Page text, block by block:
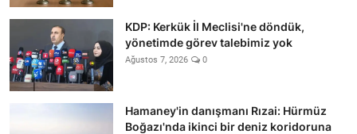
KDP: Kerkük İl Meclisi'ne döndük,
yönetimde görev talebimiz yok
Ağustos 7, 2026 0
Hamaney'in danışmanı Rızai: Hürmüz
Boğazı'nda ikinci bir deniz koridoruna